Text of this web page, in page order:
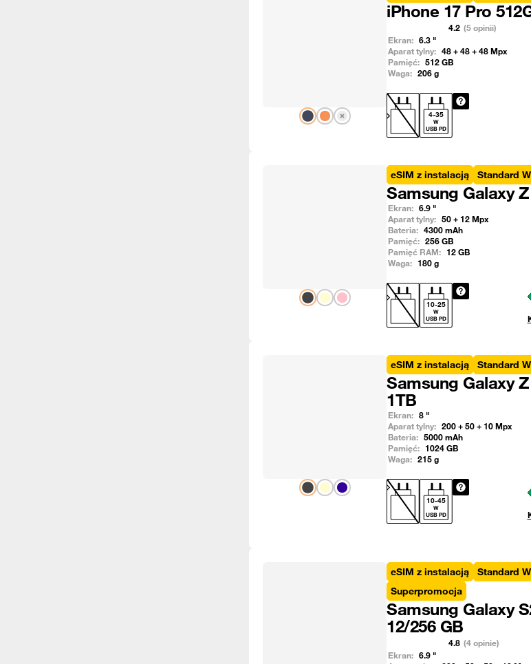
Pokaż następny
iPhone 17 Pro
4.2 (5 opinii)
Ekran: 6.3 "
Aparat tylny: 48 + 48 + 48Mpx
Pamięć: 512GB
Waga: 206g
4-35
W
USB PD
Pokaż następny
eSIM z instalacją Standard
Samsung Galaxy
Ekran: 6.9 "
Aparat tylny: 50 + 12Mpx
Bateria: 4300mAh
Pamięć: 256GB
Pamięć RAM: 12GB
Waga: 180g
10-25
W
USB PD
Pokaż następny
eSIM z instalacją Standard
Samsung Galaxy
1TB
Ekran: 8 "
Aparat tylny: 200 + 50 + 10Mpx
Bateria: 5000mAh
Pamięć: 1024GB
Waga: 215g
10-45
W
USB PD
eSIM z instalacją Standard
Superpromocja
Samsung Galaxy
12/256 GB
4.8 (4 opinie)
Ekran: 6.9 "